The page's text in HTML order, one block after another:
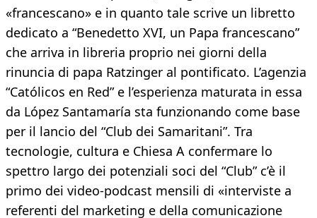
«francescano» e in quanto tale scrive un libretto
dedicato a “Benedetto XVI, un Papa francescano”
che arriva in libreria proprio nei giorni della
rinuncia di papa Ratzinger al pontificato. L’agenzia
“Católicos en Red” e l’esperienza maturata in essa
da López Santamaría sta funzionando come base
per il lancio del “Club dei Samaritani”. Tra
tecnologie, cultura e Chiesa A confermare lo
spettro largo dei potenziali soci del “Club” c’è il
primo dei video-podcast mensili di «interviste a
referenti del marketing e della comunicazione